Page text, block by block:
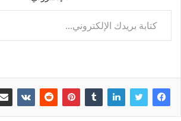
كتابة بريدك الإلكتروني...